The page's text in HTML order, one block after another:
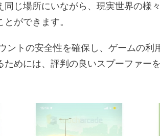
同じ場所にいながら、現実世界の様
ができます。
ントの安全性を確保し、ゲームの利
ためには、評判の良いスプーファー